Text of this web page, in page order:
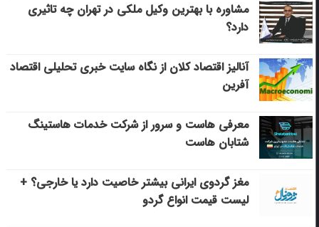
مشاوره با بهترین وکیل ملکی در تهران چه تاثیری
دارد؟
آنالیز اقتصاد کلان از نگاه سایت خبری تحلیلی اقتصاد
آفرین
معرفی هاست و سرور از شرکت خدمات هاستینگ
شتابان هاست
مغز گردوی ایرانی بیشتر خاصیت دارد یا خارجی؟ +
لیست قیمت انواع گردو